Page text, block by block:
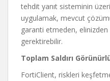
tehdit yanıt sisteminin
uygulamak, mevcut
garanti etmeden,
gerektirebilir.
Toplam Saldırı
FortiClient, riskleri